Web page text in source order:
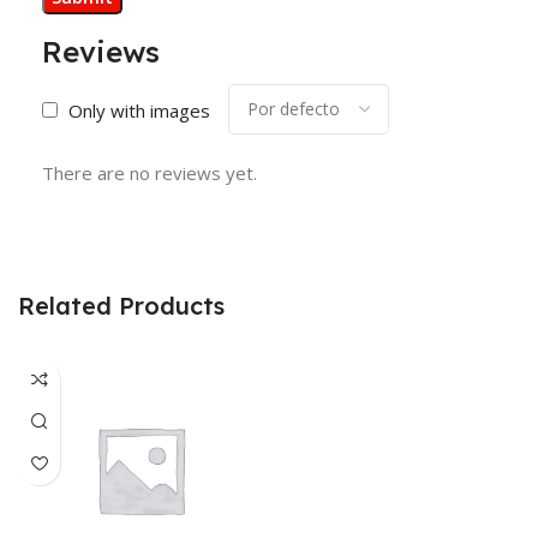
Reviews
Only with images
There are no reviews yet.
Related Products